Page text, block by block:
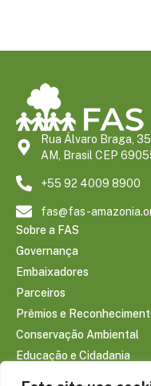
Rua Álvaro Braga,
AM, Brasil CEP
+55 92 4009 8900
fas@fas-
Sobre a FAS
Governança
Embaixadores
Parceiros
Prêmios e
Conservação Ambiental
Educação e Cidadania